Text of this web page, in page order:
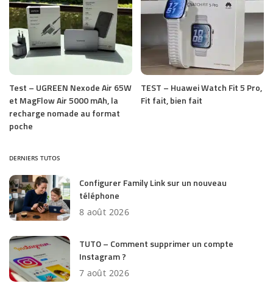
Test – UGREEN Nexode Air 65W
et MagFlow Air 5000 mAh, la
recharge nomade au format
poche
TEST – Huawei Watch Fit 5 Pro,
Fit fait, bien fait
DERNIERS TUTOS
Configurer Family Link sur un nouveau
téléphone
8 août 2026
TUTO – Comment supprimer un compte
Instagram ?
7 août 2026